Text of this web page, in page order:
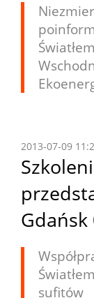
2013-07-09
Gdańsk
sufitów